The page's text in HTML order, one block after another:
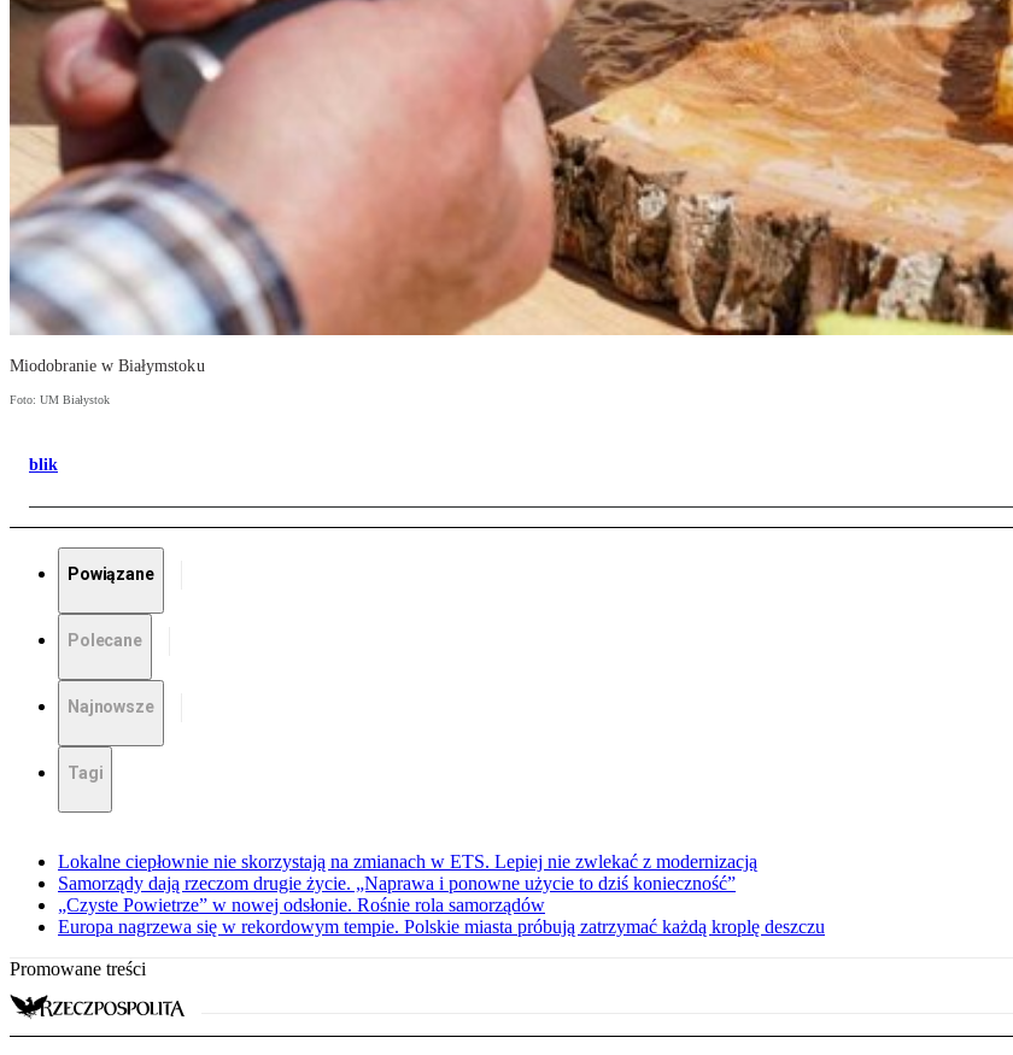
Miodobranie w Białymstoku
Foto: UM Białystok
blik
Powiązane
Polecane
Najnowsze
Tagi
Lokalne ciepłownie nie skorzystają na zmianach w ETS. Lepiej nie zwlekać z modernizacją
Samorządy dają rzeczom drugie życie. „Naprawa i ponowne użycie to dziś konieczność”
„Czyste Powietrze” w nowej odsłonie. Rośnie rola samorządów
Europa nagrzewa się w rekordowym tempie. Polskie miasta próbują zatrzymać każdą kroplę deszczu
Promowane treści